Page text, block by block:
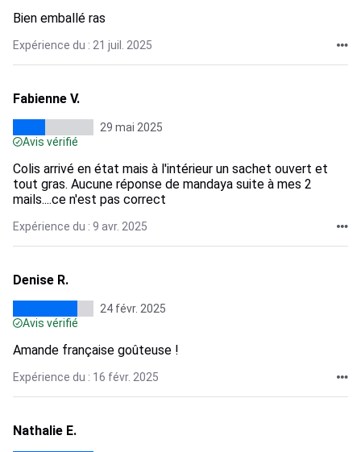
Bien emballé ras
Expérience du : 21 juil. 2025
Fabienne V.
29 mai 2025
Avis vérifié
Colis arrivé en état mais à l'intérieur un sachet ouvert et
tout gras. Aucune réponse de mandaya suite à mes 2
mails....ce n'est pas correct
Expérience du : 9 avr. 2025
Denise R.
24 févr. 2025
Avis vérifié
Amande française goûteuse !
Expérience du : 16 févr. 2025
Nathalie E.